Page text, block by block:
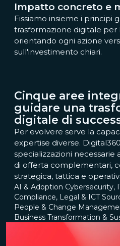
Impatto concreto e
Fissiamo insieme i principi
trasformazione digitale per
orientando ogni azione
sull'investimento chiari.
Cinque aree
guidare una
digitale di
Per evolvere serve la
expertise diverse.
specializzazioni
di offerta complementari,
strategica, tattica e
AI & Adoption Cybersecurity,
Compliance, Legal & ICT
People & Change
Business Transformation &